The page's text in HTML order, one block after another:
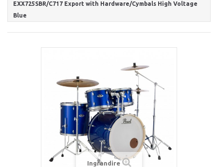
EXX725SBR/C717 Export with Hardware/Cymbals High Voltage
Blue
Ingrandire